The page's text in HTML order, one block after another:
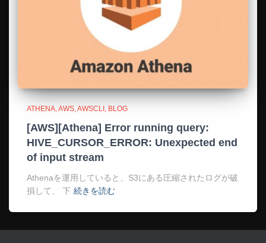
ATHENA AWS AWSCLI BLOG
[AWS][Athena] Error running query:
HIVE_CURSOR_ERROR: Unexpected end
of input stream
Athenaを運用していると、S3にある圧縮されたログが破
損して、 下 続きを読む